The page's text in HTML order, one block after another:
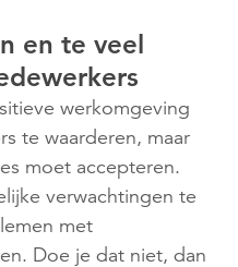
en te veel
werkomgeving
te waarderen, maar
moet accepteren.
verwachtingen te
met
Doe je dat niet, dan